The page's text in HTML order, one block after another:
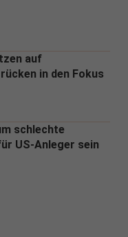
auf
in den Fokus
schlechte
US-Anleger sein